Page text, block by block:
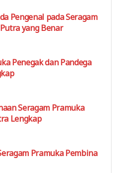
Pengenal pada Seragam
yang Benar
Penegak dan Pandega
Seragam Pramuka
Lengkap
Pramuka Pembina